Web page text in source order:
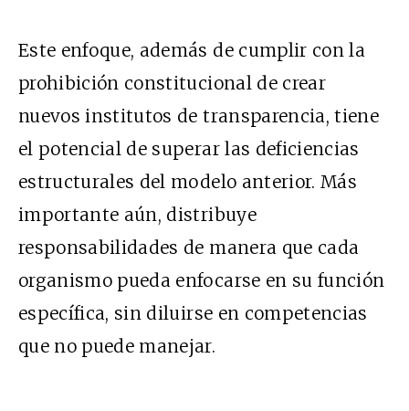
Este enfoque, además de cumplir con la
prohibición constitucional de crear
nuevos institutos de transparencia, tiene
el potencial de superar las deficiencias
estructurales del modelo anterior. Más
importante aún, distribuye
responsabilidades de manera que cada
organismo pueda enfocarse en su función
específica, sin diluirse en competencias
que no puede manejar.